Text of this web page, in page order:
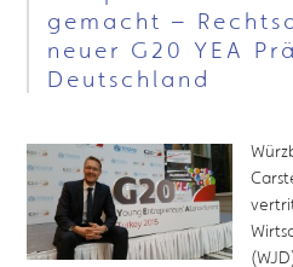
gemacht –
neuer G20 YEA
Deutschland